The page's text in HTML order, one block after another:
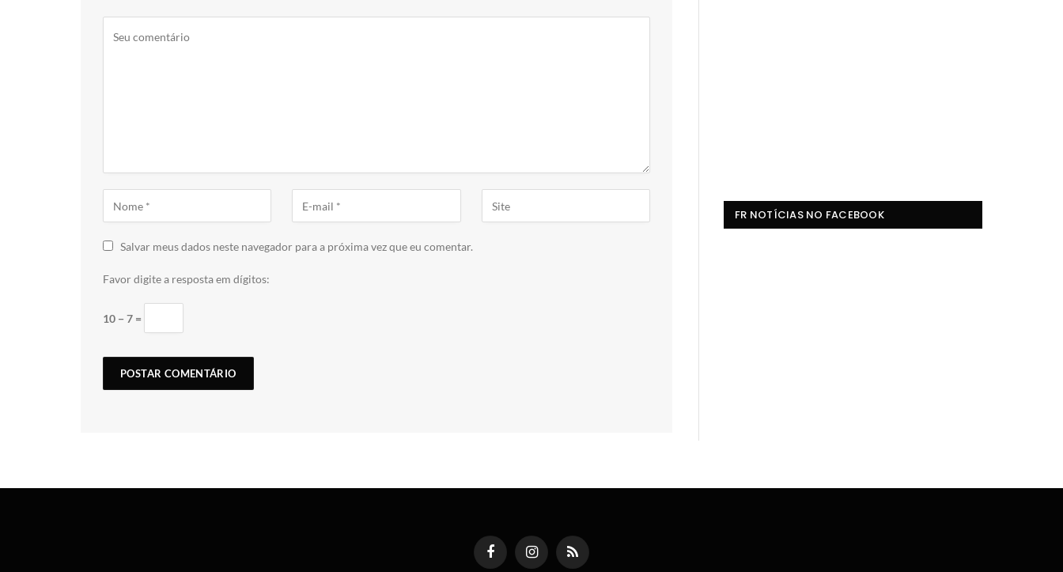
Salvar meus dados neste navegador para a próxima vez que eu comentar.
Favor digite a resposta em dígitos:
10 − 7 =
FR NOTÍCIAS NO FACEBOOK
FacebookInstagramRSS